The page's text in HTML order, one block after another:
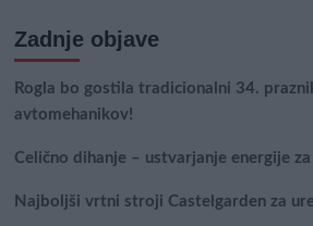
Zadnje objave
Rogla bo gostila tradicionalni 34.
avtomehanikov!
Celično dihanje – ustvarjanje energije
Najboljši vrtni stroji Castelgarden za